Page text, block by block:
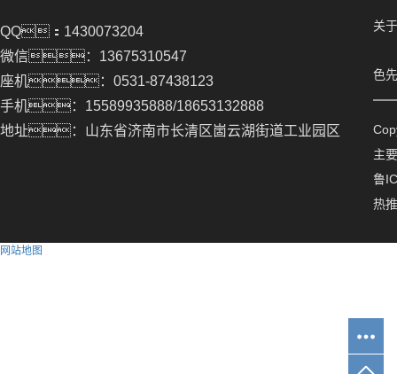
QQ：1430073204
微信：13675310547
座机：0531-87438123
手机：15589935888/18653132888
地址：山东省济南市长清区崮云湖街道工业园区
关
色
主
鲁
热
网站地图